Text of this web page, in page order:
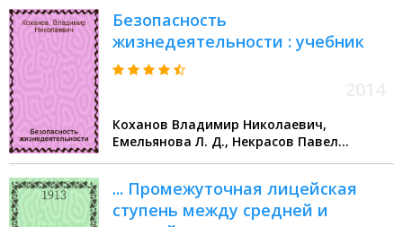
Безопасность
жизнедеятельности : учебник
Коханов Владимир Николаевич,
Емельянова Л. Д., Некрасов Павел
... Промежуточная лицейская
ступень между средней и